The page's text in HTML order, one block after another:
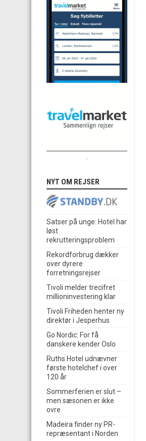
NYT OM REJSER
Satser på unge: Hotel har
løst
rekrutteringsproblem
Rekordforbrug dækker
over dyrere
forretningsrejser
Tivoli melder trecifret
millioninvestering klar
Tivoli Friheden henter ny
direktør i Jesperhus
Go Nordic: For få
danskere kender Oslo
Ruths Hotel udnævner
første hotelchef i over
120 år
Sommerferien er slut –
men sæsonen er ikke
ovre
Madeira finder ny PR-
repræsentant i Norden